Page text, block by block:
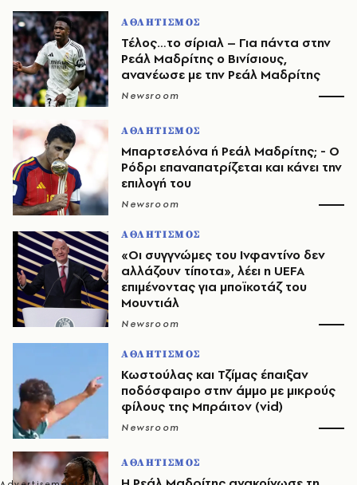
ΑΘΛΗΤΙΣΜΟΣ
Τέλος…το σίριαλ – Για πάντα στην
Ρεάλ Μαδρίτης ο Βινίσιους,
ανανέωσε με την Ρεάλ Μαδρίτης
Newsroom
ΑΘΛΗΤΙΣΜΟΣ
Μπαρτσελόνα ή Ρεάλ Μαδρίτης; - Ο
Ρόδρι επαναπατρίζεται και κάνει την
επιλογή του
Newsroom
ΑΘΛΗΤΙΣΜΟΣ
«Οι συγγνώμες του Ινφαντίνο δεν
αλλάζουν τίποτα», λέει η UEFA
επιμένοντας για μποϊκοτάζ του
Μουντιάλ
Newsroom
ΑΘΛΗΤΙΣΜΟΣ
Κωστούλας και Τζίμας έπαιξαν
ποδόσφαιρο στην άμμο με μικρούς
φίλους της Μπράιτον (vid)
Newsroom
ΑΘΛΗΤΙΣΜΟΣ